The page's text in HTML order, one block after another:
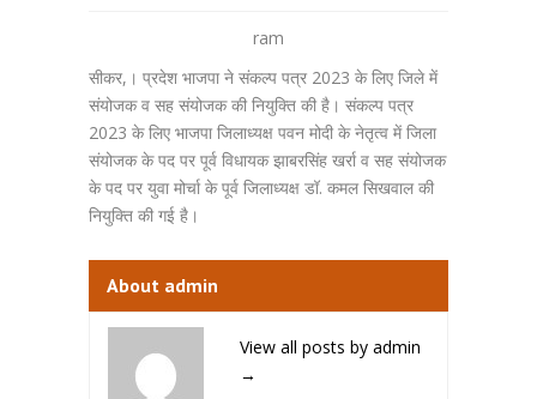
ram
सीकर,। प्रदेश भाजपा ने संकल्प पत्र 2023 के लिए जिले में
संयोजक व सह संयोजक की नियुक्ति की है। संकल्प पत्र
2023 के लिए भाजपा जिलाध्यक्ष पवन मोदी के नेतृत्व में जिला
संयोजक के पद पर पूर्व विधायक झाबरसिंह खर्रा व सह संयोजक
के पद पर युवा मोर्चा के पूर्व जिलाध्यक्ष डॉ. कमल सिखवाल की
नियुक्ति की गई है।
About admin
View all posts by admin
→